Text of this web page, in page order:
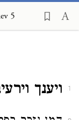
5
1 ויענך